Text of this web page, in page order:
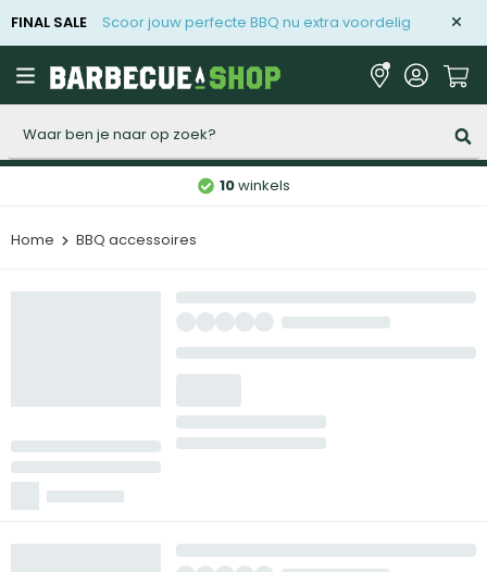
FINAL SALE Scoor jouw perfecte BBQ nu extra voordelig
10winkels
Home BBQ accessoires